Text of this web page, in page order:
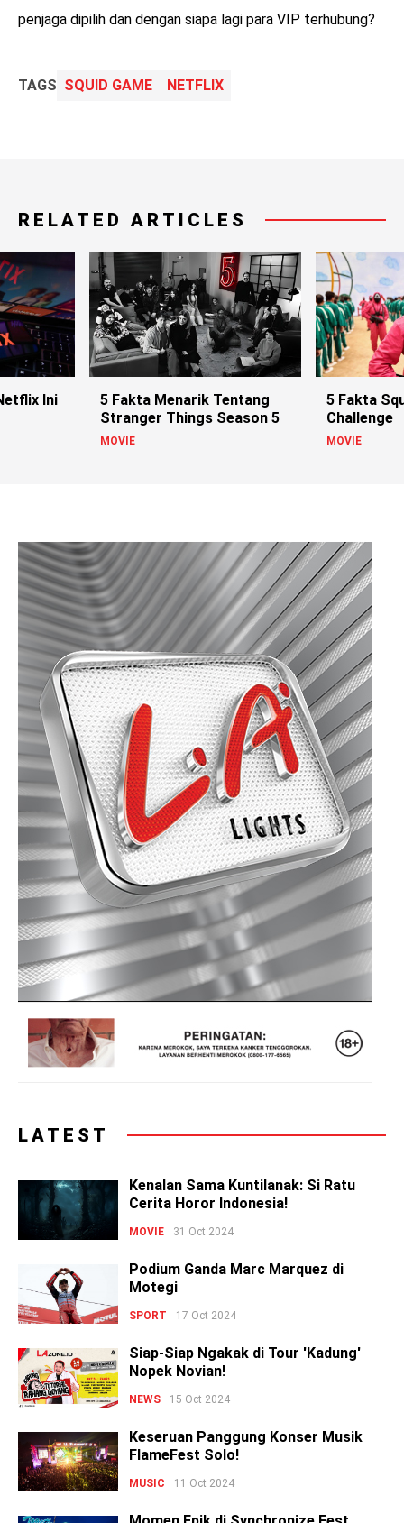
penjaga dipilih dan dengan siapa lagi para VIP terhubung?
TAGS SQUID GAME NETFLIX
RELATED ARTICLES
Ini
5 Fakta Menarik Tentang
Stranger Things Season 5
MOVIE
5 Fakta
Challenge
MOVIE
LATEST
Kenalan Sama Kuntilanak: Si Ratu
Cerita Horor Indonesia!
MOVIE 31 Oct 2024
Podium Ganda Marc Marquez di
Motegi
SPORT 17 Oct 2024
Siap-Siap Ngakak di Tour 'Kadung'
Nopek Novian!
NEWS 15 Oct 2024
Keseruan Panggung Konser Musik
FlameFest Solo!
MUSIC 11 Oct 2024